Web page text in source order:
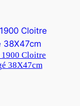
Cloitre
38X47cm